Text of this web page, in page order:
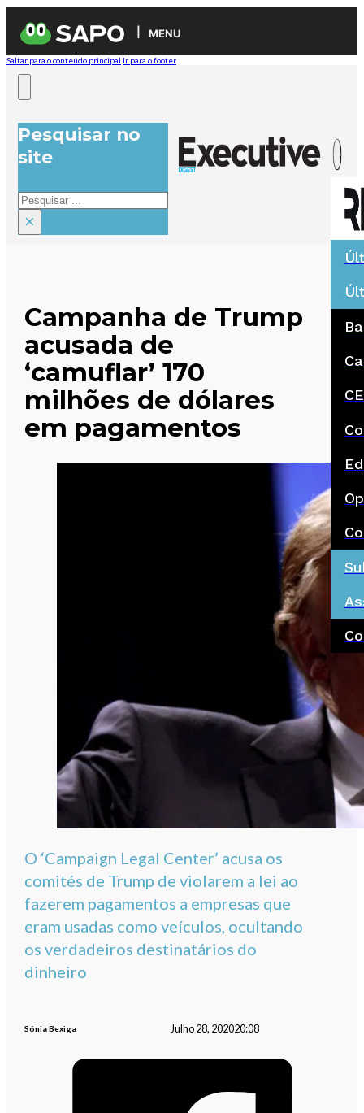
MENU
Saltar para o conteúdo principal Ir para o footer
Pesquisar no
site
Pesquisar
×
Campanha de Trump
acusada de
‘camuflar’ 170
milhões de dólares
em pagamentos
O ‘Campaign Legal Center’ acusa os
comités de Trump de violarem a lei ao
fazerem pagamentos a empresas que
eram usadas como veículos, ocultando
os verdadeiros destinatários do
dinheiro
Sónia Bexiga Julho 28, 202020:08